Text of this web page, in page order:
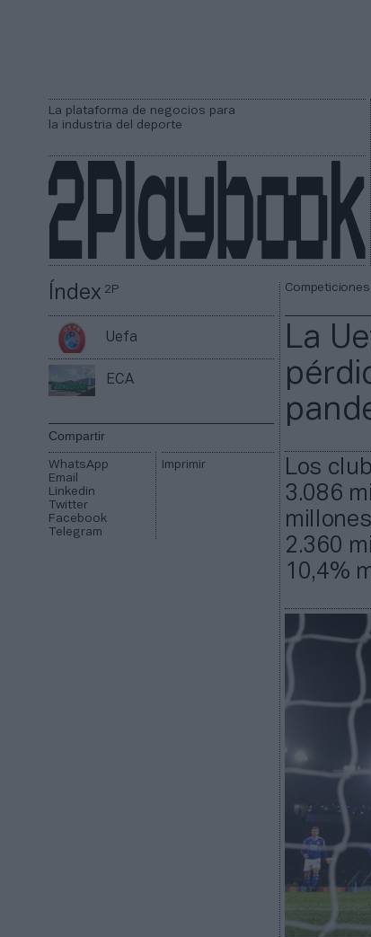
La plataforma de negocios para
la industria del deporte
Índex2P
Uefa
ECA
Compartir
WhatsApp
Email
Linkedin
Twitter
Facebook
Telegram
Imprimir
Competiciones
La
Los
3.086
2.360
10,4%